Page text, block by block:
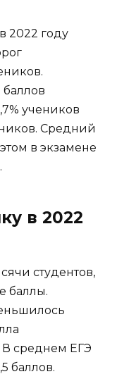
2022 году
баллов
учеников
Средний
в экзамене
в 2022
студентов,
баллы.
В среднем ЕГЭ
баллов.